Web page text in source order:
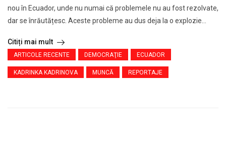
nou în Ecuador, unde nu numai că problemele nu au fost rezolvate,
dar se înrăutățesc. Aceste probleme au dus deja la o explozie...
Citiți mai mult
ARTICOLE RECENTE DEMOCRAŢIE ECUADOR
KADRINKA KADRINOVA MUNCĂ REPORTAJE